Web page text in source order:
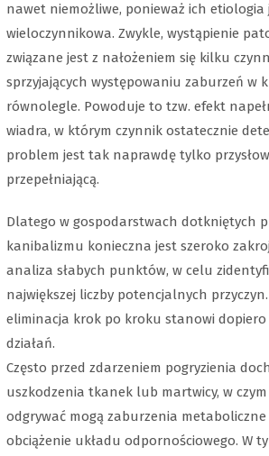
nawet niemożliwe, ponieważ ich etiologia
wieloczynnikowa. Zwykle, wystąpienie
związane jest z nałożeniem się kilku
sprzyjających występowaniu zaburzeń w
równolegle. Powoduje to tzw. efekt
wiadra, w którym czynnik ostatecznie
problem jest tak naprawdę tylko
przepełniającą.
Dlatego w gospodarstwach dotkniętych
kanibalizmu konieczna jest szeroko
analiza słabych punktów, w celu
największej liczby potencjalnych
eliminacja krok po kroku stanowi
działań.
Często przed zdarzeniem pogryzienia
uszkodzenia tkanek lub martwicy, w
odgrywać mogą zaburzenia
obciążenie układu odpornościowego. W